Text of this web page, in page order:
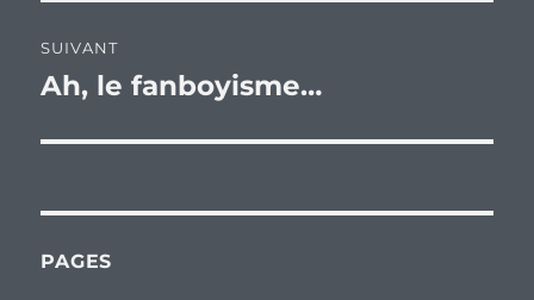
SUIVANT
Publication
Ah, le fanboyisme…
PAGES